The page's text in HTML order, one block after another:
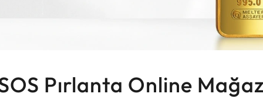
Pırlanta Online